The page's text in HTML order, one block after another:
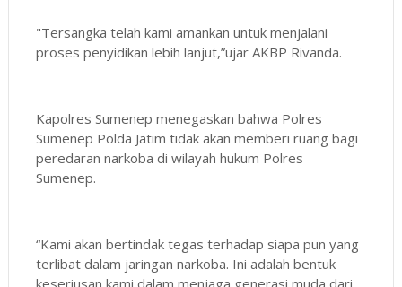
"Tersangka telah kami amankan untuk menjalani
proses penyidikan lebih lanjut,”ujar AKBP Rivanda.
Kapolres Sumenep menegaskan bahwa Polres
Sumenep Polda Jatim tidak akan memberi ruang bagi
peredaran narkoba di wilayah hukum Polres
Sumenep.
“Kami akan bertindak tegas terhadap siapa pun yang
terlibat dalam jaringan narkoba. Ini adalah bentuk
keseriusan kami dalam menjaga generasi muda dari